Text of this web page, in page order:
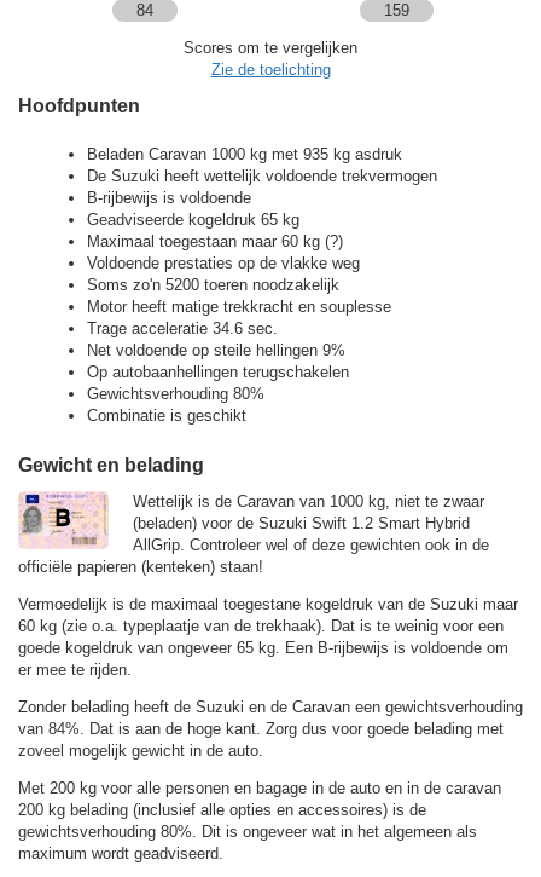
84
159
Scores om te vergelijken
Zie de toelichting
Hoofdpunten
Beladen Caravan 1000 kg met 935 kg asdruk
De Suzuki heeft wettelijk voldoende trekvermogen
B-rijbewijs is voldoende
Geadviseerde kogeldruk 65 kg
Maximaal toegestaan maar 60 kg (?)
Voldoende prestaties op de vlakke weg
Soms zo'n 5200 toeren noodzakelijk
Motor heeft matige trekkracht en souplesse
Trage acceleratie 34.6 sec.
Net voldoende op steile hellingen 9%
Op autobaanhellingen terugschakelen
Gewichtsverhouding 80%
Combinatie is geschikt
Gewicht en belading
Wettelijk is de Caravan van 1000 kg, niet te zwaar
(beladen) voor de Suzuki Swift 1.2 Smart Hybrid
AllGrip. Controleer wel of deze gewichten ook in de
officiële papieren (kenteken) staan!
Vermoedelijk is de maximaal toegestane kogeldruk van de Suzuki maar
60 kg (zie o.a. typeplaatje van de trekhaak). Dat is te weinig voor een
goede kogeldruk van ongeveer 65 kg. Een B-rijbewijs is voldoende om
er mee te rijden.
Zonder belading heeft de Suzuki en de Caravan een gewichtsverhouding
van 84%. Dat is aan de hoge kant. Zorg dus voor goede belading met
zoveel mogelijk gewicht in de auto.
Met 200 kg voor alle personen en bagage in de auto en in de caravan
200 kg belading (inclusief alle opties en accessoires) is de
gewichtsverhouding 80%. Dit is ongeveer wat in het algemeen als
maximum wordt geadviseerd.